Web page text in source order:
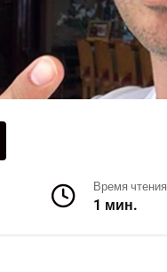
Время чтения
1 мин.